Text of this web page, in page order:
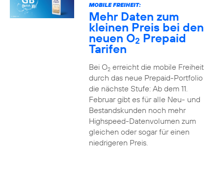
MOBILE FREIHEIT:
Mehr Daten zum
kleinen Preis bei den
neuen O2 Prepaid
Tarifen
Bei O2erreicht die mobile Freiheit
durch das neue Prepaid-Portfolio
die nächste Stufe: Ab dem 11.
Februar gibt es für alle Neu- und
Bestandskunden noch mehr
Highspeed-Datenvolumen zum
gleichen oder sogar für einen
niedrigeren Preis.